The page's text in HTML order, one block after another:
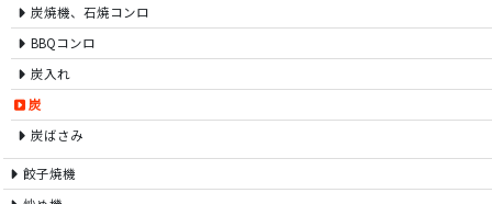
炭焼機、石焼コンロ
BBQコンロ
炭入れ
炭
炭ばさみ
餃子焼機